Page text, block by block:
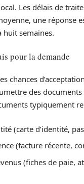
Les délais de
une réponse
huit semaines.
pour la demande
chances
des
typiquement
(carte d’identité,
(facture récente,
(fiches de paie,